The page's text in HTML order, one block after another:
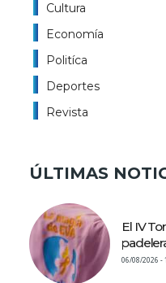
Cultura
Economía
Politíca
Deportes
Revista
ÚLTIMAS
El IV
06/08/2026 -